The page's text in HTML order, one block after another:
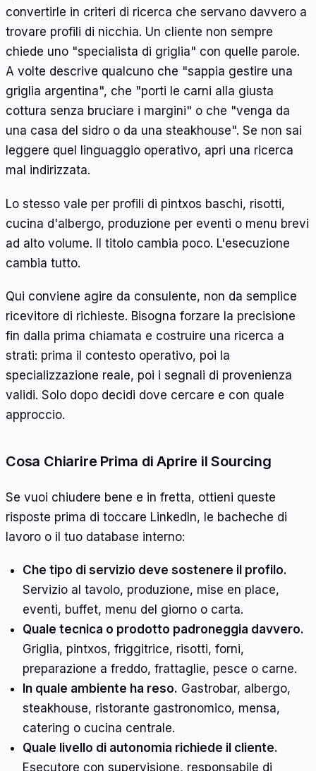
convertirle in criteri di ricerca che servano davvero a
trovare profili di nicchia. Un cliente non sempre
chiede uno "specialista di griglia" con quelle parole.
A volte descrive qualcuno che "sappia gestire una
griglia argentina", che "porti le carni alla giusta
cottura senza bruciare i margini" o che "venga da
una casa del sidro o da una steakhouse". Se non sai
leggere quel linguaggio operativo, apri una ricerca
mal indirizzata.
Lo stesso vale per profili di pintxos baschi, risotti,
cucina d'albergo, produzione per eventi o menu brevi
ad alto volume. Il titolo cambia poco. L'esecuzione
cambia tutto.
Qui conviene agire da consulente, non da semplice
ricevitore di richieste. Bisogna forzare la precisione
fin dalla prima chiamata e costruire una ricerca a
strati: prima il contesto operativo, poi la
specializzazione reale, poi i segnali di provenienza
validi. Solo dopo decidi dove cercare e con quale
approccio.
Cosa Chiarire Prima di Aprire il Sourcing
Se vuoi chiudere bene e in fretta, ottieni queste
risposte prima di toccare LinkedIn, le bacheche di
lavoro o il tuo database interno:
Che tipo di servizio deve sostenere il profilo.
Servizio al tavolo, produzione, mise en place,
eventi, buffet, menu del giorno o carta.
Quale tecnica o prodotto padroneggia davvero.
Griglia, pintxos, friggitrice, risotti, forni,
preparazione a freddo, frattaglie, pesce o carne.
In quale ambiente ha reso. Gastrobar, albergo,
steakhouse, ristorante gastronomico, mensa,
catering o cucina centrale.
Quale livello di autonomia richiede il cliente.
Esecutore con supervisione, responsabile di